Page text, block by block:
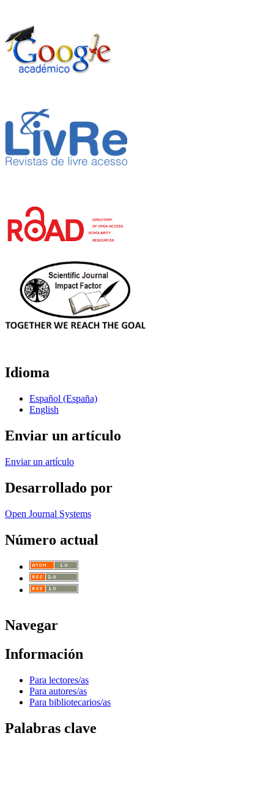
Idioma
Español (España)
English
Enviar un artículo
Enviar un artículo
Desarrollado por
Open Journal Systems
Número actual
Navegar
Información
Para lectores/as
Para autores/as
Para bibliotecarios/as
Palabras clave